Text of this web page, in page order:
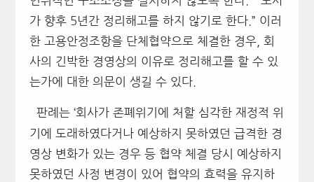
가 향후 5년간 정리해고를 하지 않기로 한다.” 이러
한 고용안정조항을 단체협약으로 체결한 경우, 회
사의 긴박한 경영상의 이유로 정리해고를 할 수 있
는가에 대한 의문이 생길 수 있다.
판례는 ‘회사가 존폐위기에 처할 심각한 재정적 위
기에 도래하였다거나 예상하지 못하였던 급격한 경
영상 변화가 있는 경우 등 협약 체결 당시 예상하지
못하였던 사정 변경이 있어 협약의 효력을 유지하